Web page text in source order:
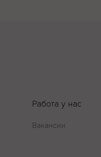
Работа у нас
Вакансии